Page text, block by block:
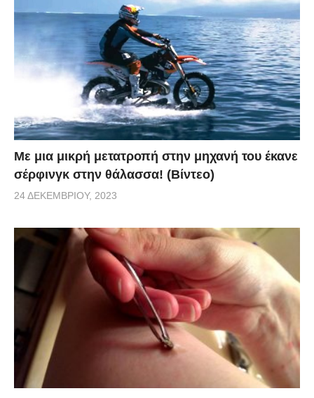
Με μια μικρή μετατροπή στην μηχανή του έκανε
σέρφινγκ στην θάλασσα! (Βίντεο)
24 ΔΕΚΕΜΒΡΊΟΥ, 2023